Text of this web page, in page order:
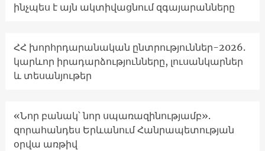
ինչպես է այն ակտիվացնում զգայարանները
ՀՀ խորհրդարանական ընտրություններ-2026.
կարևոր իրադարձությունները, լուսանկարներ
և տեսանյութեր
«Նոր բանակ՝ նոր սպառազինությամբ».
զորահանդես Երևանում Հանրապետության
օրվա առթիվ